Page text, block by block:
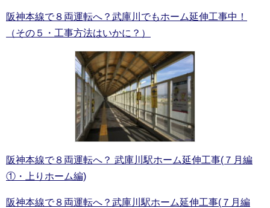
阪神本線で８両運転へ？武庫川でもホーム延伸工事中！
（その５・工事方法はいかに？）
阪神本線で８両運転へ？ 武庫川駅ホーム延伸工事(７月編
①・上りホーム編)
阪神本線で８両運転へ？武庫川駅ホーム延伸工事(７月編